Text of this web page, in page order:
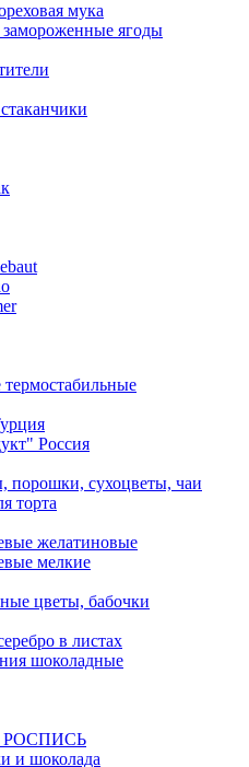
мука
ягоды
Россия
порошки, сухоцветы, чаи
торта
желатиновые
мелкие
цветы, бабочки
в листах
шоколадные
РОСПИСЬ
и шоколада